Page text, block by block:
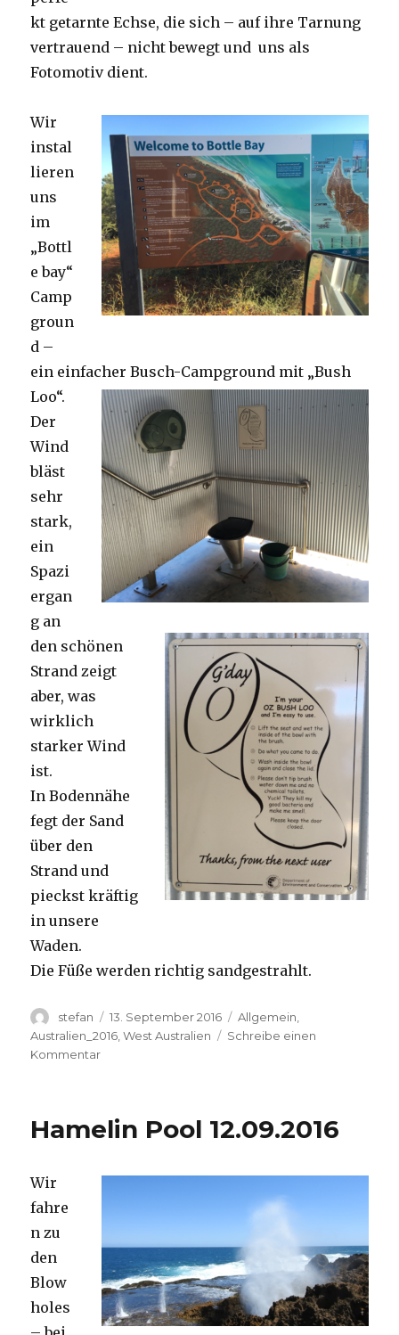
kt getarnte Echse, die sich – auf ihre Tarnung
vertrauend – nicht bewegt und uns als
Fotomotiv dient.
Wir
instal
lieren
uns
im
„Bottl
e bay“
Camp
groun
d –
ein einfacher Busch-Campground mit „Bush
Loo“.
Der
Wind
bläst
sehr
stark,
ein
Spazi
ergan
g an
den schönen
Strand zeigt
aber, was
wirklich
starker Wind
ist.
In Bodennähe
fegt der Sand
über den
Strand und
pieckst kräftig
in unsere
Waden.
Die Füße werden richtig sandgestrahlt.
Autor
stefan
Veröffentlicht
am
13. September 2016 Kategorien
Allgemein
Australien_2016 ,West Australien
Schreibe einen
Kommentarzu
Hamelin Pool 12.09.2016
Wir
fahre
n zu
den
Blow
holes